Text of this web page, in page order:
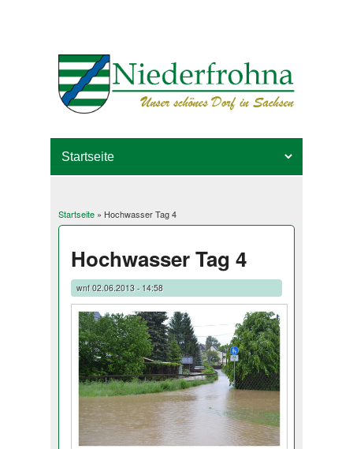
Sie sind hier
Startseite» Hochwasser Tag 4
Hochwasser Tag 4
wnf02.06.2013 - 14:58